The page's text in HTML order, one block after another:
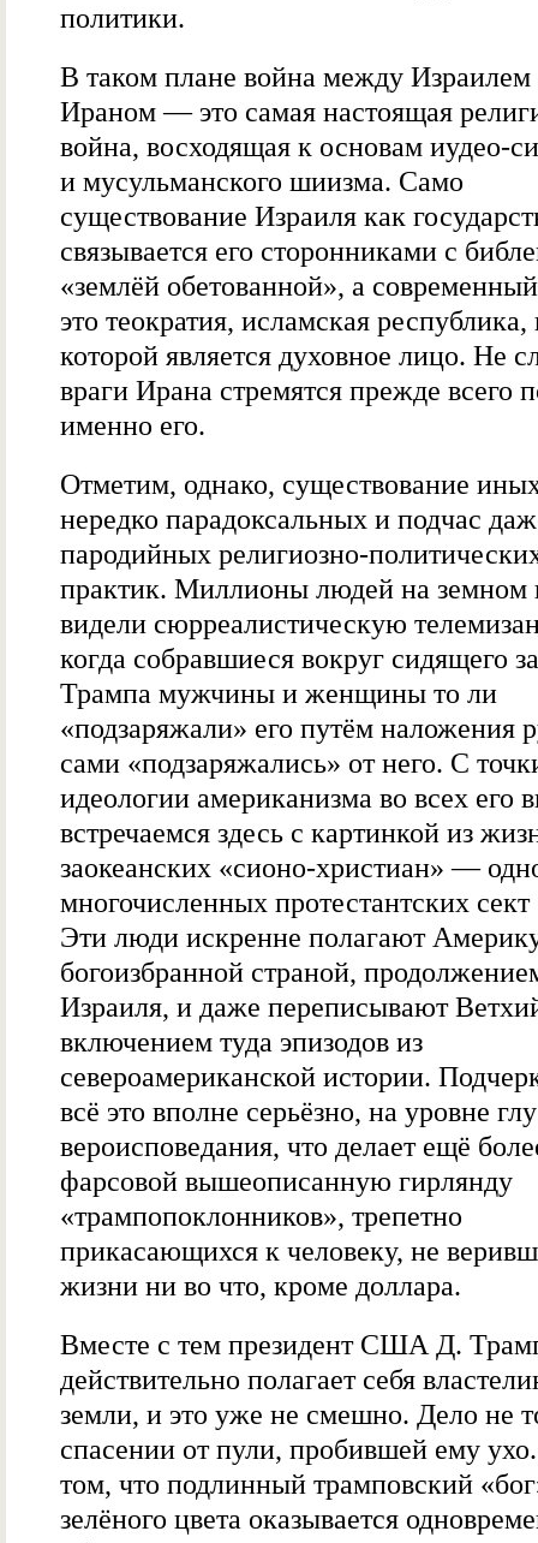
политики.
В таком плане война между Израилем
Ираном — это самая настоящая
война, восходящая к основам иудео-
и мусульманского шиизма. Само
существование Израиля как
связывается его сторонниками с
«землёй обетованной», а
это теократия, исламская республика,
которой является духовное лицо. Не
враги Ирана стремятся прежде всего
именно его.
Отметим, однако, существование
нередко парадоксальных и подчас
пародийных религиозно-
практик. Миллионы людей на земном
видели сюрреалистическую
когда собравшиеся вокруг сидящего
Трампа мужчины и женщины то ли
«подзаряжали» его путём наложения
сами «подзаряжались» от него. С
идеологии американизма во всех его
встречаемся здесь с картинкой из
заокеанских «сионо-христиан» —
многочисленных протестантских
Эти люди искренне полагают
богоизбранной страной,
Израиля, и даже переписывают
включением туда эпизодов из
североамериканской истории.
всё это вполне серьёзно, на уровне
вероисповедания, что делает ещё
фарсовой вышеописанную гирлянду
«трампопоклонников», трепетно
прикасающихся к человеку, не
жизни ни во что, кроме доллара.
Вместе с тем президент США Д.
действительно полагает себя
земли, и это уже не смешно. Дело не
спасении от пули, пробившей ему
том, что подлинный трамповский
зелёного цвета оказывается